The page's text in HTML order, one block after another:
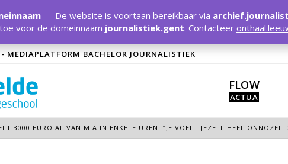
MEDIAPLATFORM BACHELOR JOURNALISTIEK
FLOW
3000 EURO AF VAN MIA IN ENKELE UREN: “JE VOELT JEZELF HEEL ONNOZEL
— De website is voortaan bereikbaar via
voor de domeinnaam journalistiek.gent. Contacteer